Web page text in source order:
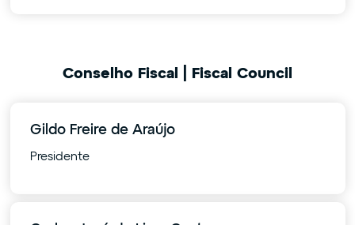
Conselho Fiscal | Fiscal Council
Gildo Freire de Araújo
Presidente